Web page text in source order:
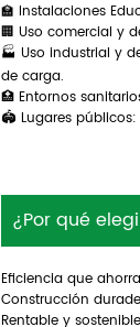
🏫 Instalaciones
🏢 Uso comercial y
🏭 Uso industrial y
de carga.
🏥 Entornos
🏟️ Lugares
¿Por qué
Eficiencia que
Construcción
Rentable y